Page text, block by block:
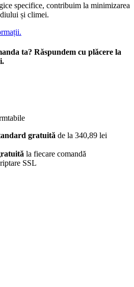
specifice, contribuim la minimizarea
și climei.
ta? Răspundem cu plăcere la
gratuită de la 340,89 lei
la fiecare comandă
SSL